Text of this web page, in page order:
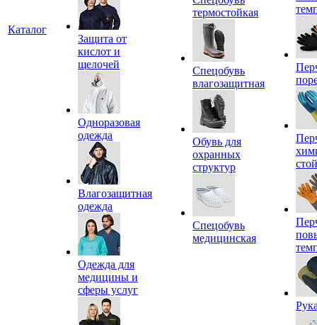
Каталог
Защита от
кислот и
щелочей
Одноразовая
одежда
Влагозащитная
одежда
Одежда для
медицины и
сферы услуг
термостойкая
Спецобувь
влагозащитная
Обувь для
охранных
структур
Спецобувь
медицинская